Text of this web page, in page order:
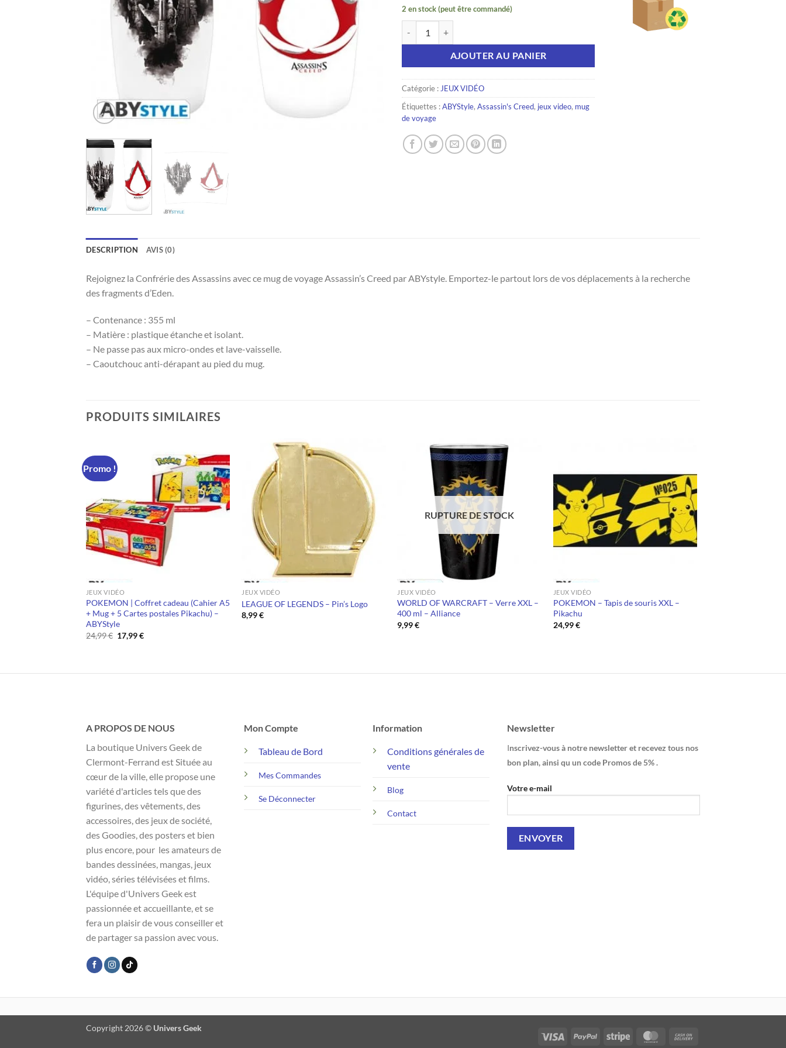
2 en stock (peut être commandé)
AJOUTER AU PANIER
Catégorie :JEUX VIDÉO
Étiquettes :ABYStyle, Assassin's Creed, jeux video, mug
de voyage
DESCRIPTION AVIS (0)
Rejoignez la Confrérie des Assassins avec ce mug de voyage Assassin’s Creed par ABYstyle. Emportez-le partout lors de vos déplacements à la recherche
des fragments d’Eden.
– Contenance : 355 ml
– Matière : plastique étanche et isolant.
– Ne passe pas aux micro-ondes et lave-vaisselle.
– Caoutchouc anti-dérapant au pied du mug.
PRODUITS SIMILAIRES
Promo !
JEUX VIDÉO
POKEMON | Coffret cadeau (Cahier A5
+ Mug + 5 Cartes postales Pikachu) –
ABYStyle
24,99€ Le
prix
17,99€Le
JEUX VIDÉO
LEAGUE OF LEGENDS – Pin’s Logo
8,99€
RUPTURE DE STOCK
JEUX VIDÉO
WORLD OF WARCRAFT – Verre XXL –
400 ml – Alliance
9,99€
JEUX VIDÉO
POKEMON – Tapis de souris XXL –
Pikachu
24,99€
A PROPOS DE NOUS
La boutique Univers Geek de
Clermont-Ferrand est Située au
cœur de la ville, elle propose une
variété d'articles tels que des
figurines, des vêtements, des
accessoires, des jeux de société,
des Goodies, des posters et bien
plus encore, pour les amateurs de
bandes dessinées, mangas, jeux
vidéo, séries télévisées et films.
L'équipe d'Univers Geek est
passionnée et accueillante, et se
fera un plaisir de vous conseiller et
de partager sa passion avec vous.
Mon Compte
Tableau de Bord
Mes Commandes
Se Déconnecter
Information
Conditions générales de
vente
Blog
Contact
Newsletter
Inscrivez-vous à notre newsletter et recevez tous nos
bon plan, ainsi qu un code Promos de 5% .
Votre e-mail
Visa PayPal Stripe MasterCard
Copyright 2026 © Univers Geek